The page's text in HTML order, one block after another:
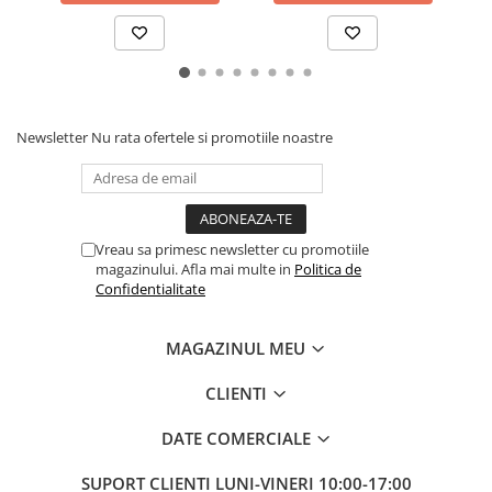
Folie Geamuri
Huse Volan Auto
Huse Volan cu Ac si Ata
Huse Volan din Piele Ecologica cu
Huse Volan Piele Naturala
Nuca Volan
Odorizante Auto
Ornamente Schimbator Viteza
Ornamente Toba Auto
Covorase SUZUKI
Covorase TOYOTA
Covorase VOLKSWAGEN
Tavite Portbagaj
Newsletter Nu rata ofertele si promotiile noastre
Vreau sa primesc newsletter cu promotiile
magazinului. Afla mai multe in Politica de
Confidentialitate
MAGAZINUL MEU
CLIENTI
DATE COMERCIALE
SUPORT CLIENTI LUNI-VINERI 10:00-17:00